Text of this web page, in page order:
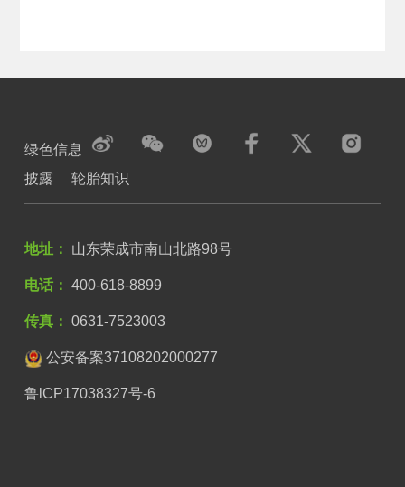
绿色信息
披露
轮胎知识
地址： 山东荣成市南山北路98号
电话： 400-618-8899
传真： 0631-7523003
公安备案37108202000277
鲁lCP17038327号-6